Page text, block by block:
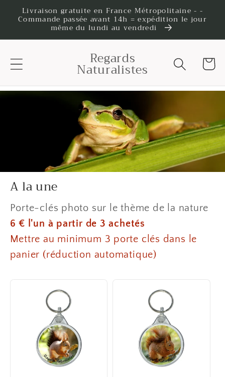
passer
Livraison gratuite en France Métropolitaine - -
Commande passée avant 14h = expédition le jour
même du lundi au vendredi
Regards
Naturalistes Panier
A la une
Porte-clés photo sur le thème de la nature
6 € l'un à partir de 3 achetés
Mettre au minimum 3 porte clés dans le
panier (réduction automatique)